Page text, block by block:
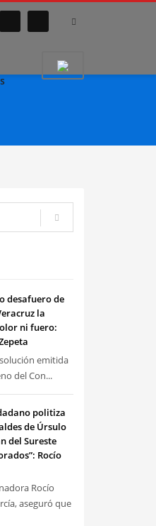
desafuero de
la
ni fuero:
emitida
del Con...
politiza
de Úrsulo
del Sureste
Rocío
Rocío
aseguró que